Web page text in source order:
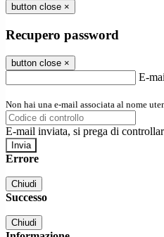
button close ×
Recupero password
button close ×
E-
Non hai una e-mail associata al nome
E-mail inviata, si prega di
Errore
Chiudi
Successo
Chiudi